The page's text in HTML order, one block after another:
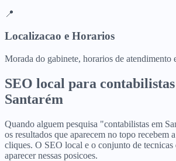
📍
Localizacao e Horarios
Morada do gabinete, horarios de atendimento
SEO local para contabilistas
Santarém
Quando alguem pesquisa "contabilistas em
os resultados que aparecem no topo recebem
cliques. O SEO local e o conjunto de tecnicas
aparecer nessas posicoes.